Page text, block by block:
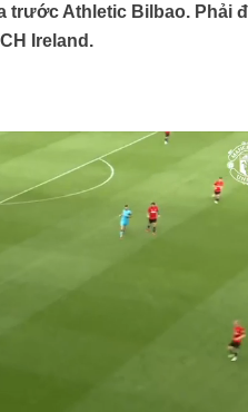
trước Athletic Bilbao. Phải
Ireland.